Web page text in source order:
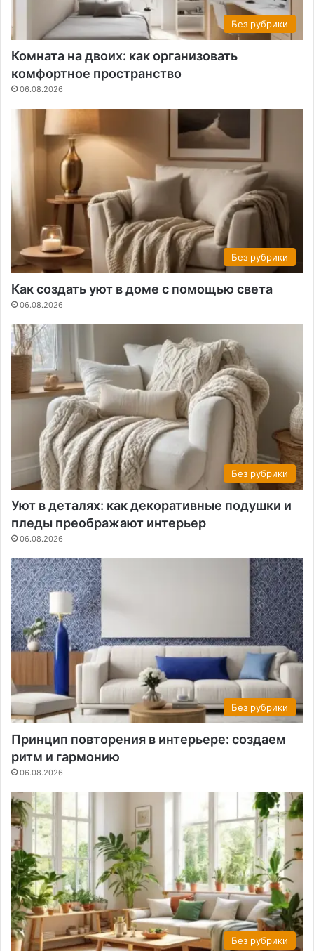
Без рубрики
Комната на двоих: как организовать
комфортное пространство
06.08.2026
Без рубрики
Как создать уют в доме с помощью света
06.08.2026
Без рубрики
Уют в деталях: как декоративные подушки и
пледы преображают интерьер
06.08.2026
Без рубрики
Принцип повторения в интерьере: создаем
ритм и гармонию
06.08.2026
Без рубрики